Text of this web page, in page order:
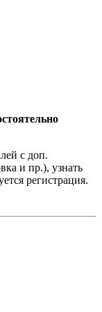
с доп.
и пр.), узнать
регистрация.